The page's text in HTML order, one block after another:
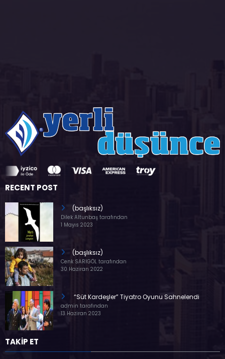
RECENT POST
(başlıksız)
Dilek Altunbaş tarafından
1 Mayıs 2023
(başlıksız)
Cenk SARIGÖL tarafından
30 Haziran 2022
“Süt Kardeşler” Tiyatro Oyunu Sahnelendi
admin tarafından
13 Haziran 2023
TAKİP ET